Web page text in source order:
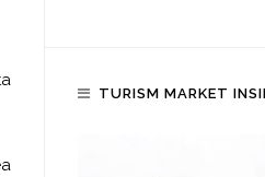
TURISM MARKET